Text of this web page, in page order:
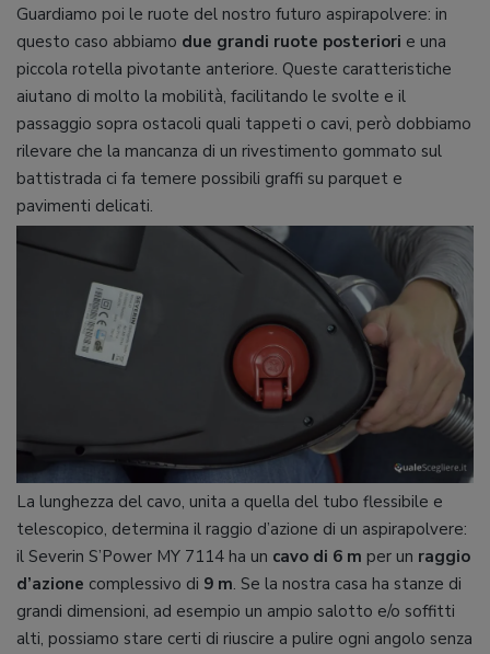
Guardiamo poi le ruote del nostro futuro aspirapolvere: in
questo caso abbiamo due grandi ruote posteriori e una
piccola rotella pivotante anteriore. Queste caratteristiche
aiutano di molto la mobilità, facilitando le svolte e il
passaggio sopra ostacoli quali tappeti o cavi, però dobbiamo
rilevare che la mancanza di un rivestimento gommato sul
battistrada ci fa temere possibili graffi su parquet e
pavimenti delicati.
La lunghezza del cavo, unita a quella del tubo flessibile e
telescopico, determina il raggio d’azione di un aspirapolvere:
il Severin S’Power MY 7114 ha un cavo di 6 m per un raggio
d’azione complessivo di 9 m. Se la nostra casa ha stanze di
grandi dimensioni, ad esempio un ampio salotto e/o soffitti
alti, possiamo stare certi di riuscire a pulire ogni angolo senza